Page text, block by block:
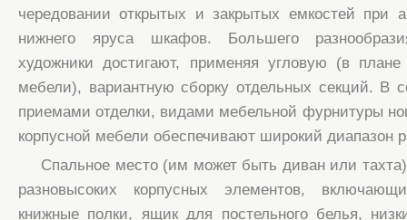
чередовании открытых и закрытых емкостей при
нижнего яруса шкафов. Большего
художники достигают, применяя угловую (в
мебели), вариантную сборку отдельных секций. В
приемами отделки, видами мебельной фурнитуры
корпусной мебели обеспечивают широкий диапазон
Спальное место (им может быть диван или
разновысоких корпусных элементов,
книжные полки, ящик для постельного белья,